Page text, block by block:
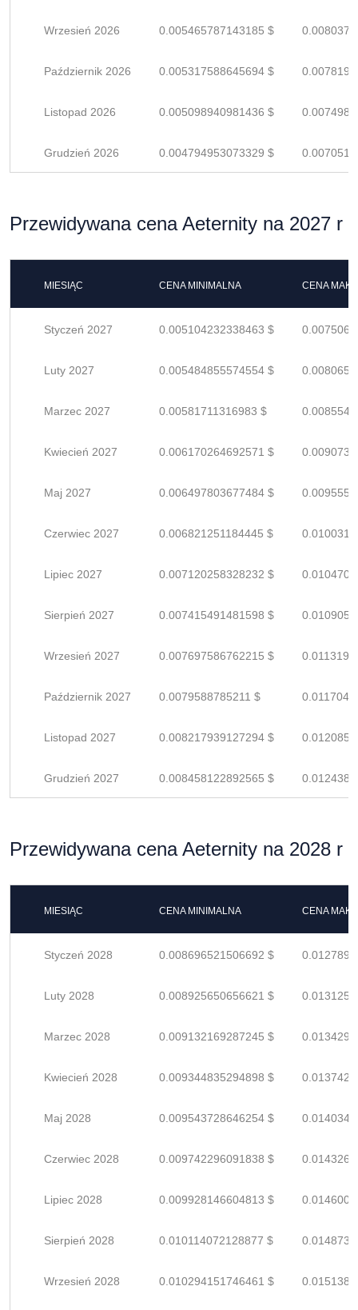
Wrzesień 2026 0.005465787143185 $
Październik 2026 0.005317588645694 $
Listopad 2026 0.005098940981436 $
Grudzień 2026 0.004794953073329 $
Przewidywana cena Aeternity na 2027 r
MIESIĄC CENA MINIMALNA CENA
Styczeń 2027 0.005104232338463 $
Luty 2027 0.005484855574554 $
Marzec 2027 0.00581711316983 $
Kwiecień 2027 0.006170264692571 $
Maj 2027 0.006497803677484 $
Czerwiec 2027 0.006821251184445 $
Lipiec 2027 0.007120258328232 $
Sierpień 2027 0.007415491481598 $
Wrzesień 2027 0.007697586762215 $
Październik 2027 0.0079588785211 $
Listopad 2027 0.008217939127294 $
Grudzień 2027 0.008458122892565 $
Przewidywana cena Aeternity na 2028 r
MIESIĄC CENA MINIMALNA CENA
Styczeń 2028 0.008696521506692 $
Luty 2028 0.008925650656621 $
Marzec 2028 0.009132169287245 $
Kwiecień 2028 0.009344835294898 $
Maj 2028 0.009543728646254 $
Czerwiec 2028 0.009742296091838 $
Lipiec 2028 0.009928146604813 $
Sierpień 2028 0.010114072128877 $
Wrzesień 2028 0.010294151746461 $